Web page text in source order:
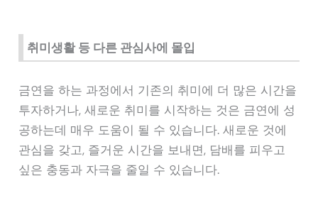
취미생활 등 다른 관심사에 몰입
금연을 하는 과정에서 기존의 취미에 더 많은 시간을
투자하거나, 새로운 취미를 시작하는 것은 금연에 성
공하는데 매우 도움이 될 수 있습니다. 새로운 것에
관심을 갖고, 즐거운 시간을 보내면, 담배를 피우고
싶은 충동과 자극을 줄일 수 있습니다.